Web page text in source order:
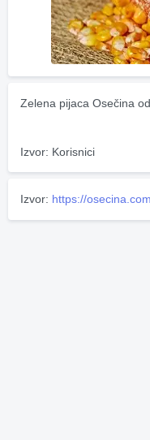
Zelena pijaca Osečina
Izvor: Korisnici
Izvor: https://